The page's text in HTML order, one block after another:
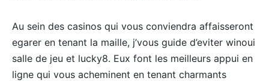
Au sein des casinos qui vous conviendra affaisseront
egarer en tenant la maille, j’vous guide d’eviter winoui
salle de jeu et lucky8. Eux font les meilleurs appui en
ligne qui vous acheminent en tenant charmants